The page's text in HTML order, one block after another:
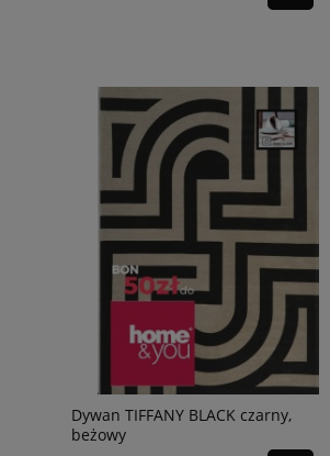
Dywan TIFFANY BLACK czarny,
beżowy